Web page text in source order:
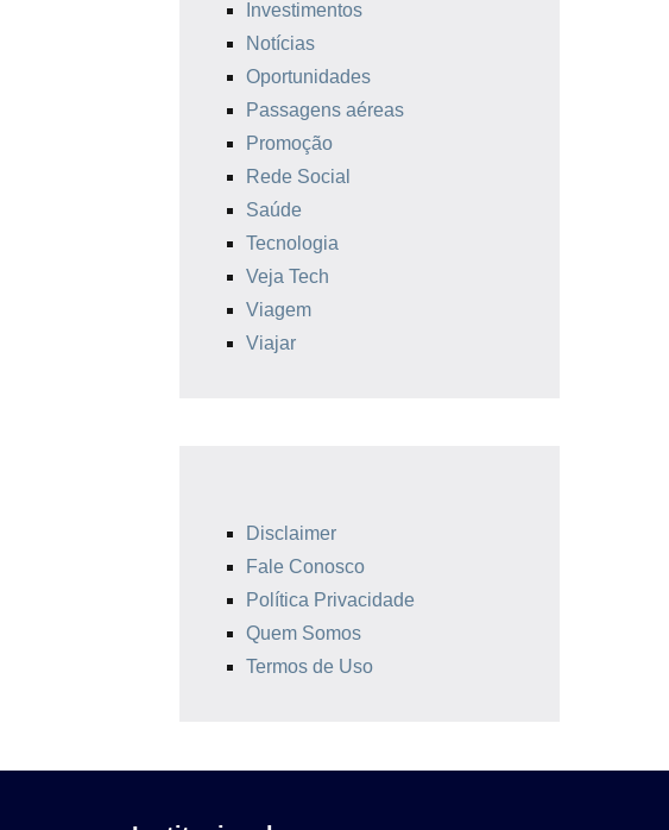
Investimentos
Notícias
Oportunidades
Passagens aéreas
Promoção
Rede Social
Saúde
Tecnologia
Veja Tech
Viagem
Viajar
Disclaimer
Fale Conosco
Política Privacidade
Quem Somos
Termos de Uso